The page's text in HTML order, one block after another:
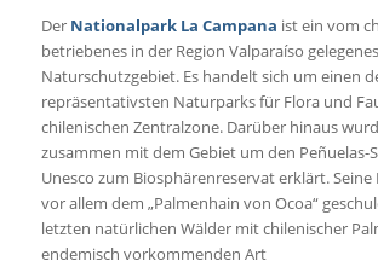
Der Nationalpark La Campana ist ein vom
betriebenes in der Region Valparaíso gelegenes
Naturschutzgebiet. Es handelt sich um einen
repräsentativsten Naturparks für Flora und
chilenischen Zentralzone. Darüber hinaus
zusammen mit dem Gebiet um den Peñuelas-
Unesco zum Biosphärenreservat erklärt.
vor allem dem „Palmenhain von Ocoa“
letzten natürlichen Wälder mit chilenischer
endemisch vorkommenden Art